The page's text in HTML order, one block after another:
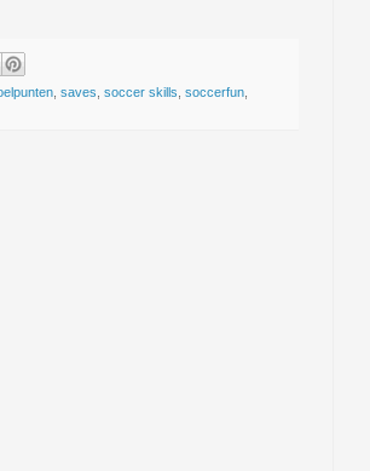
saves soccer skills soccerfun